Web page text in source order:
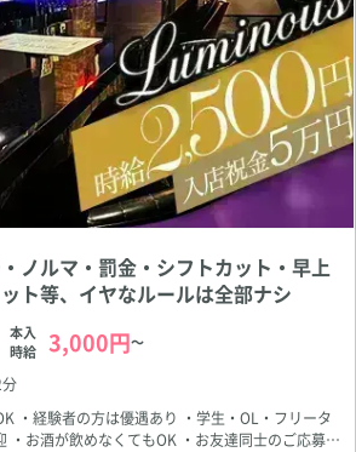
ノルマ・罰金・シフトカット・早上
ト等、イヤなルールは全部ナシ
本入
時給
3,000円～
・経験者の方は優遇あり ・学生・OL・フリータ
・お酒が飲めなくてもOK ・お友達同士のご応募も